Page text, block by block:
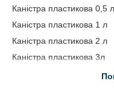
Каністра пластикова 0,5 л
Каністра пластикова 1 л
Каністра пластикова 2 л
Каністра пластикова 3л
Каністра пластикова 5л